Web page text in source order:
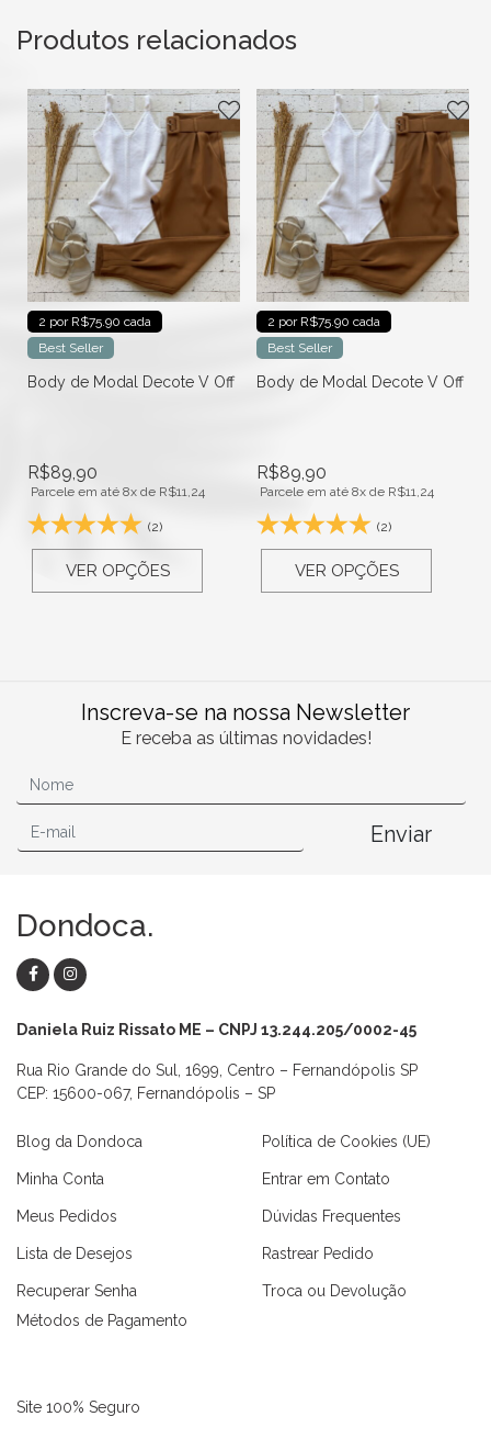
Produtos relacionados
2 por R$75.90 cada
Best Seller
Body de Modal Decote V Off
R$89,90
Parcele em até 8x de R$11,24
(2)
VER OPÇÕES
2 por R$75.90 cada
Best Seller
Body de Modal Decote V Off
R$89,90
Parcele em até 8x de R$11,24
(2)
VER OPÇÕES
Inscreva-se na nossa Newsletter
E receba as últimas novidades!
Enviar
Dondoca.
Daniela Ruiz Rissato ME – CNPJ 13.244.205/0002-45
Rua Rio Grande do Sul, 1699, Centro – Fernandópolis SP
CEP: 15600-067, Fernandópolis – SP
Blog da Dondoca
Minha Conta
Meus Pedidos
Lista de Desejos
Recuperar Senha
Política de Cookies (UE)
Entrar em Contato
Dúvidas Frequentes
Rastrear Pedido
Troca ou Devolução
Métodos de Pagamento
Site 100% Seguro